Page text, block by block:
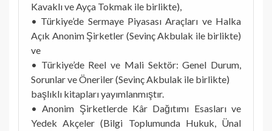
Kavaklı ve Ayça Tokmak ile birlikte),
• Türkiye’de Sermaye Piyasası Araçları ve Halka
Açık Anonim Şirketler (Sevinç Akbulak ile birlikte)
ve
• Türkiye’de Reel ve Mali Sektör: Genel Durum,
Sorunlar ve Öneriler (Sevinç Akbulak ile birlikte)
başlıklı kitapları yayımlanmıştır.
• Anonim Şirketlerde Kâr Dağıtımı Esasları ve
Yedek Akçeler (Bilgi Toplumunda Hukuk, Ünal